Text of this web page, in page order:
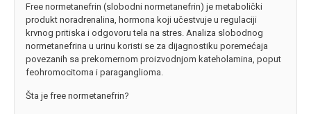
Free normetanefrin (slobodni normetanefrin) je metabolički
produkt noradrenalina, hormona koji učestvuje u regulaciji
krvnog pritiska i odgovoru tela na stres. Analiza slobodnog
normetanefrina u urinu koristi se za dijagnostiku poremećaja
povezanih sa prekomernom proizvodnjom kateholamina, poput
feohromocitoma i paraganglioma.
Šta je free normetanefrin?